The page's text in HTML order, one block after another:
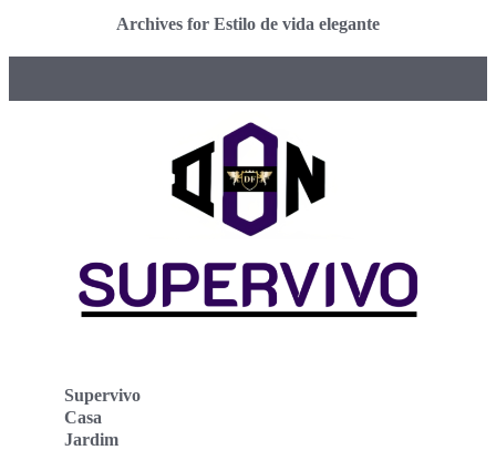
Archives for Estilo de vida elegante
Supervivo
Casa
Jardim